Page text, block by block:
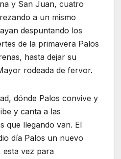
y San Juan, cuatro
a un mismo
despuntando los
de la primavera Palos
hasta dejar su
rodeada de fervor.
dónde Palos convive y
y canta a las
que llegando van. El
día Palos un nuevo
esta vez para